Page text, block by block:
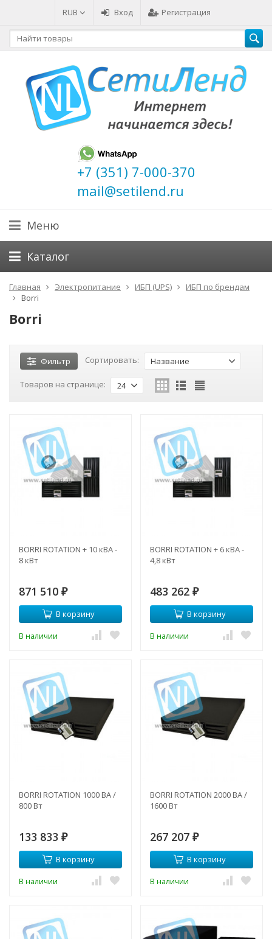
RUB Вход Регистрация
+7 (351) 7-000-370
mail@setilend.ru
Меню
Каталог
Главная Электропитание ИБП (UPS)
ИБП по брендам
Borri
Borri
Фильтр Сортировать: Название
Товаров на странице: 24
BORRI ROTATION + 10 кВА -
8 кВт
871 510 ₽
В корзину
В наличии
BORRI ROTATION + 6 кВА -
4,8 кВт
483 262 ₽
В корзину
В наличии
BORRI ROTATION 1000 ВА /
800 Вт
133 833 ₽
В корзину
В наличии
BORRI ROTATION 2000 ВА /
1600 Вт
267 207 ₽
В корзину
В наличии